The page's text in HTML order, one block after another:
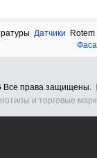
Датчики
Rotem
Все права защищены.
и торговые